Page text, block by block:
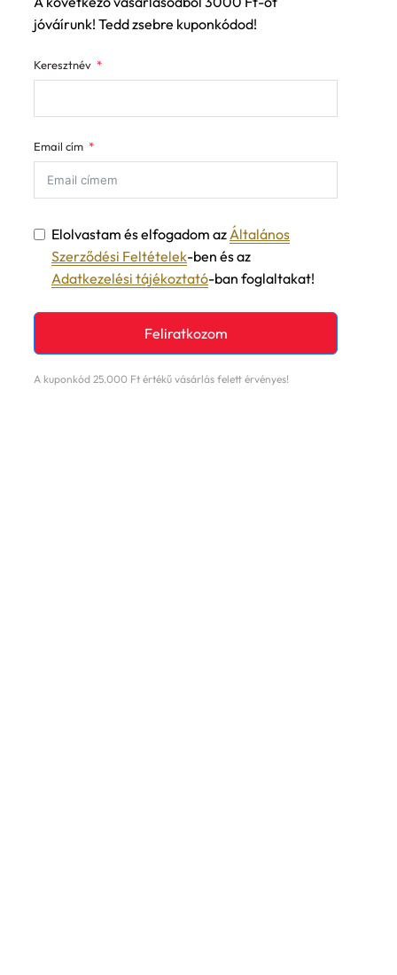
jóváírunk! Tedd zsebre kuponkódod!
Keresztnév
Email cím
Elolvastam és elfogadom az Általános
Szerződési Feltételek-ben és az
Adatkezelési tájékoztató-ban foglaltakat!
Feliratkozom
A kuponkód 25.000 Ft értékű vásárlás felett érvényes!